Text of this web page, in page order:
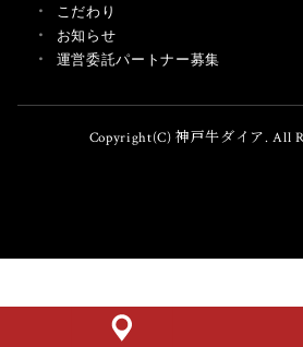
こだわり
お知らせ
運営委託パートナー募集
Copyright(C) 神戸牛ダイア. All